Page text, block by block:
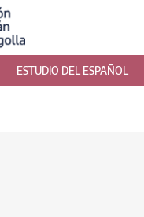
ESTUDIO DEL ESPAÑOL